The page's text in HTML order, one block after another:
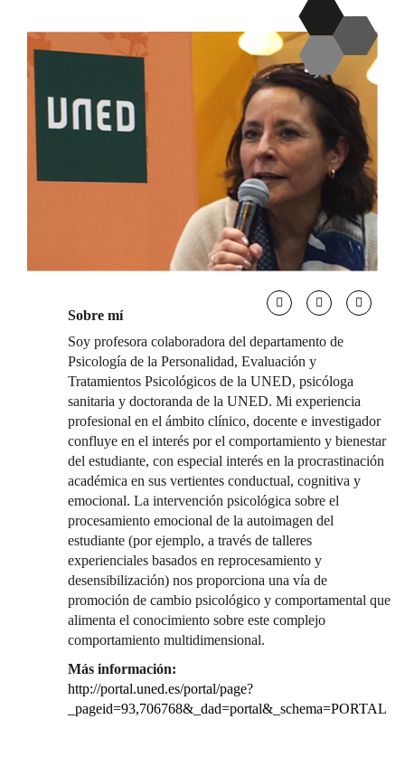
Sobre mí
Soy profesora colaboradora del departamento de
Psicología de la Personalidad, Evaluación y
Tratamientos Psicológicos de la UNED, psicóloga
sanitaria y doctoranda de la UNED. Mi experiencia
profesional en el ámbito clínico, docente e investigador
confluye en el interés por el comportamiento y bienestar
del estudiante, con especial interés en la procrastinación
académica en sus vertientes conductual, cognitiva y
emocional. La intervención psicológica sobre el
procesamiento emocional de la autoimagen del
estudiante (por ejemplo, a través de talleres
experienciales basados en reprocesamiento y
desensibilización) nos proporciona una vía de
promoción de cambio psicológico y comportamental que
alimenta el conocimiento sobre este complejo
comportamiento multidimensional.
Más información:
http://portal.uned.es/portal/page?
_pageid=93,706768&_dad=portal&_schema=PORTAL